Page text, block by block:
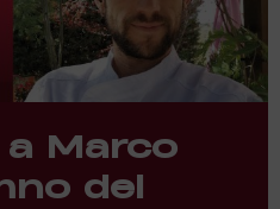
Marco
del